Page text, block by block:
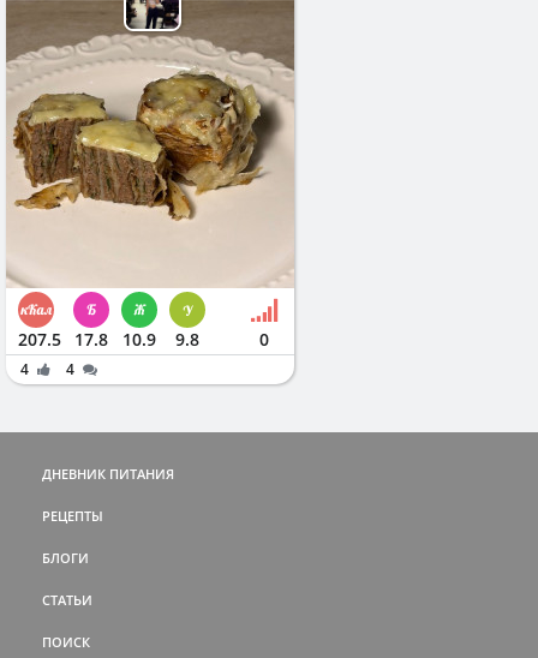
207.5 17.8 10.9 9.8 0
4 4
ДНЕВНИК ПИТАНИЯ
РЕЦЕПТЫ
БЛОГИ
СТАТЬИ
ПОИСК